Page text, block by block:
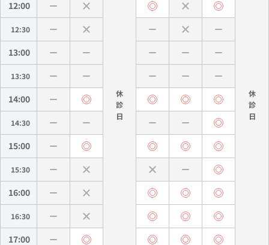
休
診
休
診
12:00
12:30
13:00
13:30
14:00
14:30
15:00
15:30
16:00
16:30
17:00